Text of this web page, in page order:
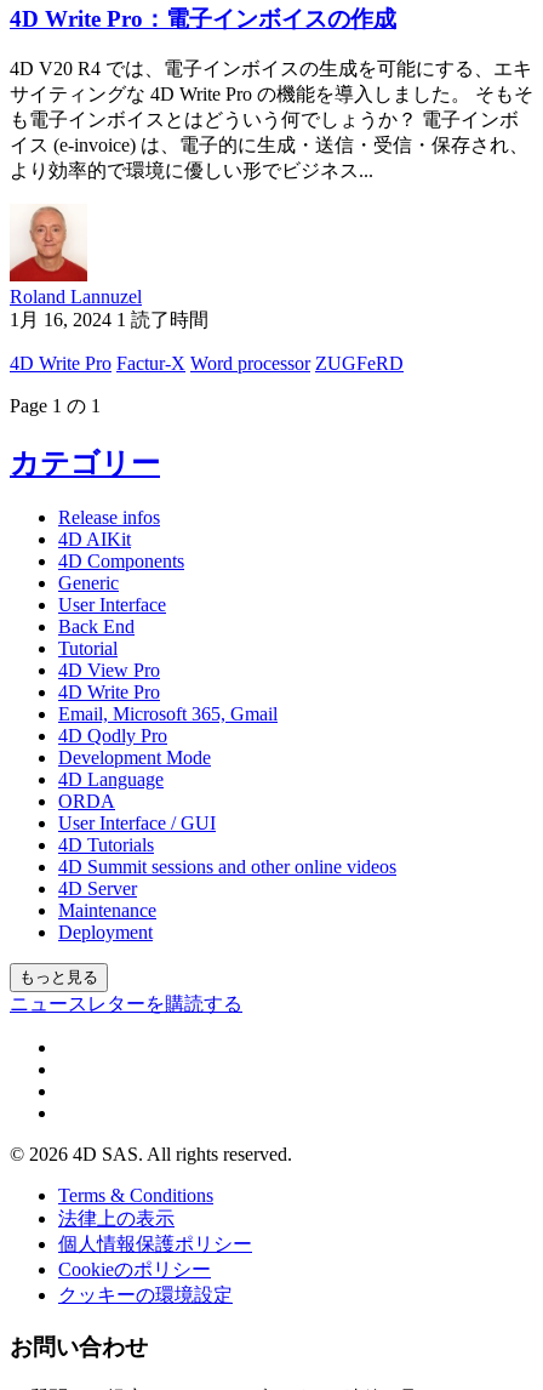
4D Write Pro：電子インボイスの作成
4D V20 R4 では、電子インボイスの生成を可能にする、エキ
サイティングな 4D Write Pro の機能を導入しました。 そもそ
も電子インボイスとはどういう何でしょうか？ 電子インボ
イス (e-invoice) は、電子的に生成・送信・受信・保存され、
より効率的で環境に優しい形でビジネス...
Roland Lannuzel
1月 16, 2024 1 読了時間
4D Write Pro Factur-X Word processor ZUGFeRD
Page 1 の 1
カテゴリー
Release infos
4D AIKit
4D Components
Generic
User Interface
Back End
Tutorial
4D View Pro
4D Write Pro
Email, Microsoft 365, Gmail
4D Qodly Pro
Development Mode
4D Language
ORDA
User Interface / GUI
4D Tutorials
4D Summit sessions and other online videos
4D Server
Maintenance
Deployment
もっと見る
ニュースレターを購読する
© 2026 4D SAS. All rights reserved.
Terms & Conditions
法律上の表示
個人情報保護ポリシー
Cookieのポリシー
クッキーの環境設定
お問い合わせ